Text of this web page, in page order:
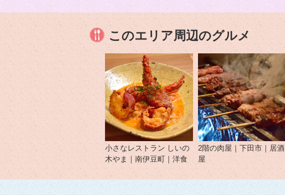
このエリア周辺のグルメ
小さなレストラン しいの
木やま｜南伊豆町｜洋食
2階の肉屋｜下田市｜居酒
屋